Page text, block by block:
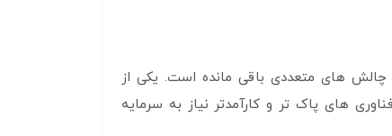
های متعددی باقی مانده است. یکی از
های پاک تر و کارآمدتر نیاز به سرمایه